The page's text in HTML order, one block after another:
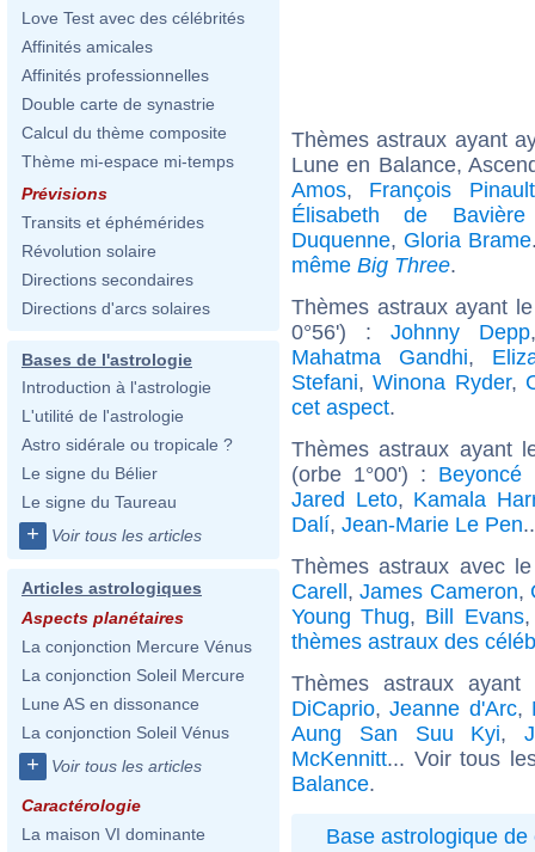
Love Test avec des célébrités
Affinités amicales
Affinités professionnelles
Double carte de synastrie
Calcul du thème composite
Thème mi-espace mi-temps
Prévisions
Transits et éphémérides
Révolution solaire
Directions secondaires
Directions d'arcs solaires
Bases de l'astrologie
Introduction à l'astrologie
L'utilité de l'astrologie
Astro sidérale ou tropicale ?
Le signe du Bélier
Le signe du Taureau
+ Voir tous les articles
Articles astrologiques
Aspects planétaires
La conjonction Mercure Vénus
La conjonction Soleil Mercure
Lune AS en dissonance
La conjonction Soleil Vénus
+ Voir tous les articles
Caractérologie
La maison VI dominante
Thèmes astraux ayant
Lune en Balance,
Amos, François Pinault
Élisabeth de Bavière
Duquenne, Gloria Brame
même Big Three.
Thèmes astraux ayant
0°56') : Johnny Depp
Mahatma Gandhi,
Stefani,Winona Ryder,
cet aspect.
Thèmes astraux ayant
(orbe 1°00') : Beyoncé
Jared Leto, Kamala
Dalí, Jean-Marie Le Pen
Thèmes astraux avec
Carell,James Cameron,
Young Thug, Bill Evans
thèmes astraux des
Thèmes astraux
DiCaprio,Jeanne d'Arc,
Aung San Suu Kyi,
McKennitt... Voir tous
Balance.
Base astrologique de